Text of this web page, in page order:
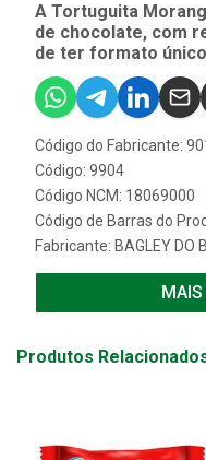
A Tortuguita
de chocolate, com
de ter formato
Código do Fabricante:
Código: 9904
Código NCM: 18069000
Código de Barras do
Fabricante: BAGLEY DO
MAIS
Produtos